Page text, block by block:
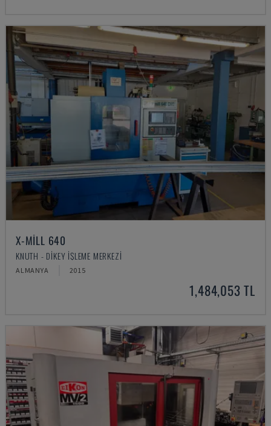
X-MILL 640
KNUTH - DIKEY İŞLEME MERKEZI
ALMANYA 2015
1,484,053 TL